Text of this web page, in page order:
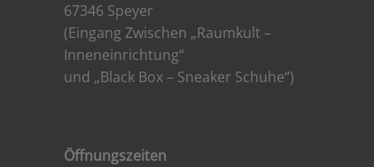
67346 Speyer
(Eingang Zwischen „Raumkult –
Inneneinrichtung“
und „Black Box – Sneaker Schuhe“)
Öffnungszeiten